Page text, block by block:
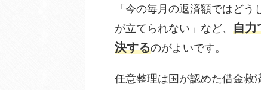
「今の毎月の返済額ではど
が立てられない」など、 自力
決するのがよいです。
任意整理は国が認めた借金救